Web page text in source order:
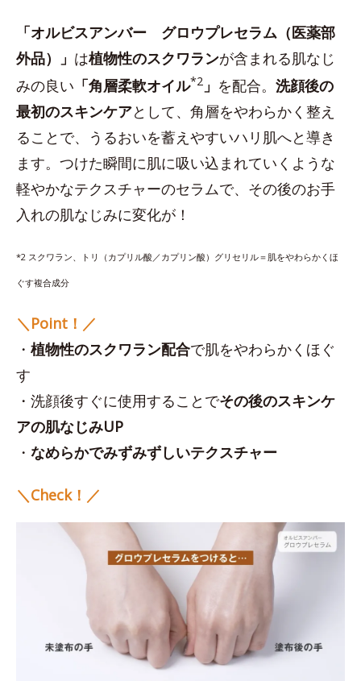
「オルビスアンバー グロウプレセラム（医薬部
外品）」 は植物性のスクワランが含まれる肌なじ
みの良い 「角層柔軟オイル*2 」 を配合。 洗顔後の
最初のスキンケアとして、角層をやわらかく整え
ることで、うるおいを蓄えやすいハリ肌へと導き
ます。つけた瞬間に肌に吸い込まれていくような
軽やかなテクスチャーのセラムで、その後のお手
入れの肌なじみに変化が！
*2 スクワラン、トリ（カプリル酸／カプリン酸）グリセリル＝肌をやわらかくほ
ぐす複合成分
＼Point！／
・ 植物性のスクワラン配合で肌をやわらかくほぐ
す
・洗顔後すぐに使用することでその後のスキンケ
アの肌なじみUP
・ なめらかでみずみずしいテクスチャー
＼Check！／